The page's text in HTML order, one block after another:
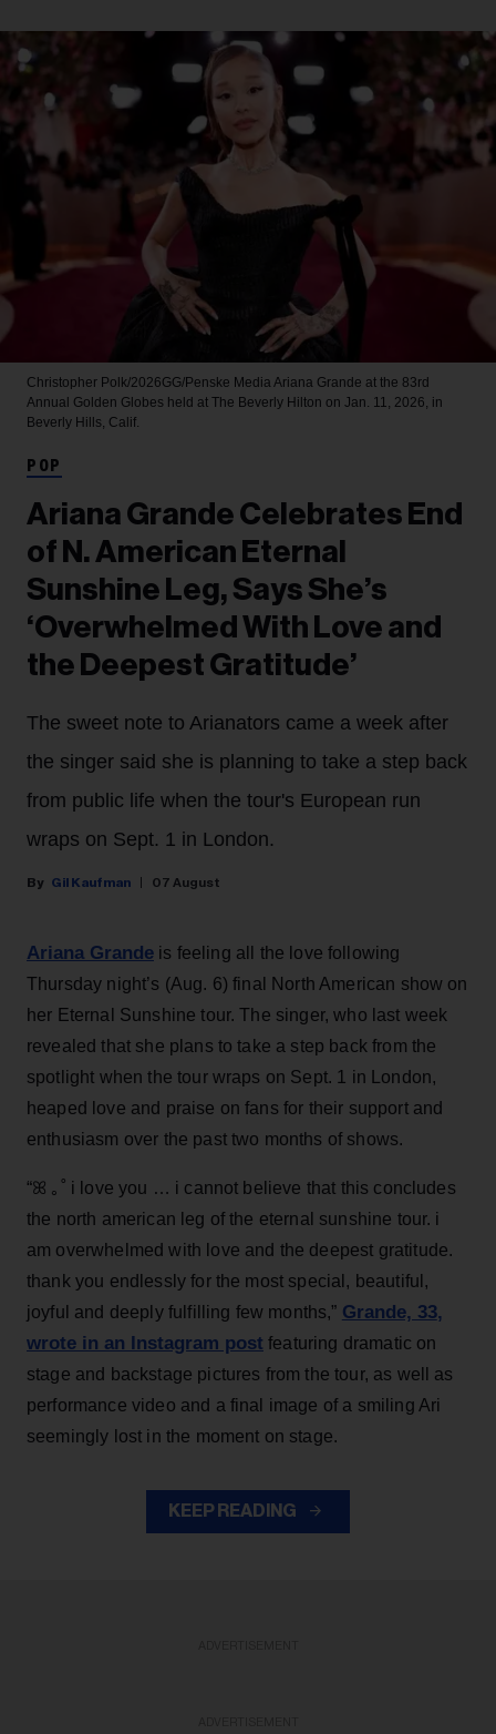
Christopher Polk/2026GG/Penske Media Ariana Grande at the 83rd
Annual Golden Globes held at The Beverly Hilton on Jan. 11, 2026, in
Beverly Hills, Calif.
POP
Ariana Grande Celebrates End
of N. American Eternal
Sunshine Leg, Says She’s
‘Overwhelmed With Love and
the Deepest Gratitude’
The sweet note to Arianators came a week after
the singer said she is planning to take a step back
from public life when the tour's European run
wraps on Sept. 1 in London.
Gil Kaufman 07 August
Ariana Grande is feeling all the love following
Thursday night’s (Aug. 6) final North American show on
her Eternal Sunshine tour. The singer, who last week
revealed that she plans to take a step back from the
spotlight when the tour wraps on Sept. 1 in London,
heaped love and praise on fans for their support and
enthusiasm over the past two months of shows.
“ꕤ ｡˚ i love you … i cannot believe that this concludes
the north american leg of the eternal sunshine tour. i
am overwhelmed with love and the deepest gratitude.
thank you endlessly for the most special, beautiful,
joyful and deeply fulfilling few months,” Grande, 33,
wrote in an Instagram post featuring dramatic on
stage and backstage pictures from the tour, as well as
performance video and a final image of a smiling Ari
seemingly lost in the moment on stage.
KEEP READING